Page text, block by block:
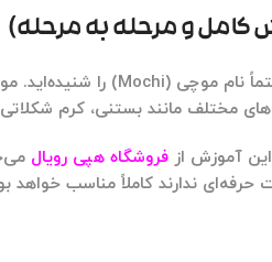
کامل و مرحله به مرحله)
نام موچی (Mochi) را
مانند بستنی، کرم شکلاتی
آموزش از فروشگاه هپی رویال
ندارند کاملاً مناسب خواهد